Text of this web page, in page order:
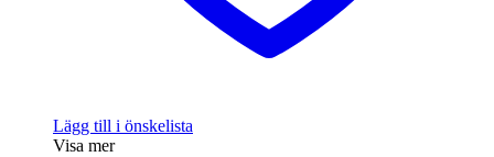
Lägg till i önskelista
Visa mer